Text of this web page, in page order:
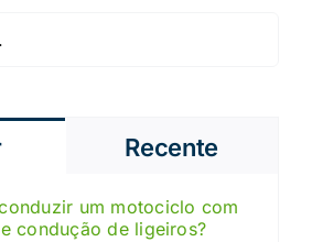
Recente
um motociclo com
condução de ligeiros?